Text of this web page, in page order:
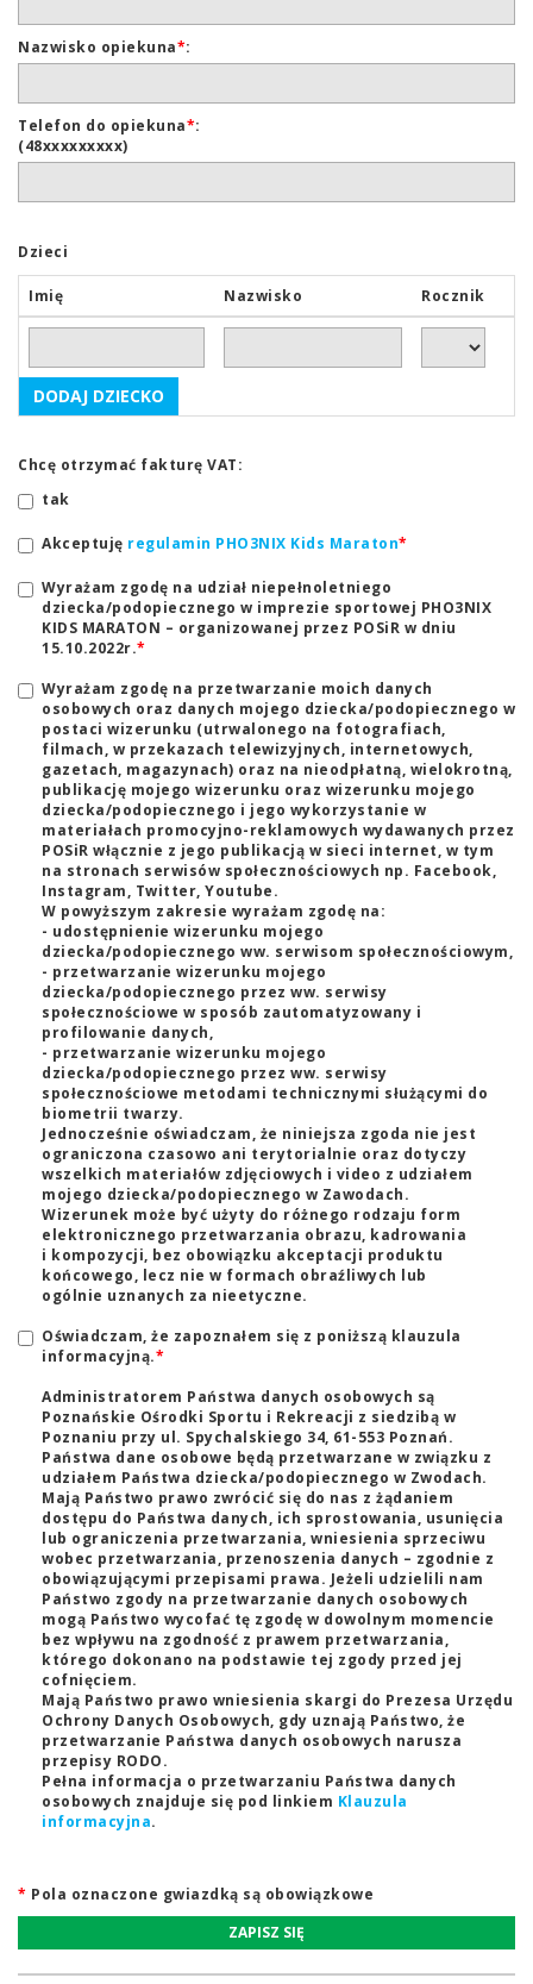
Nazwisko opiekuna*:
Telefon do opiekuna*:
(48xxxxxxxxx)
Dzieci
Imię Nazwisko Rocznik
DODAJ DZIECKO
Chcę otrzymać fakturę VAT:
tak
Akceptuję regulamin PHO3NIX Kids Maraton*
Wyrażam zgodę na udział niepełnoletniego
dziecka/podopiecznego w imprezie sportowej PHO3NIX
KIDS MARATON – organizowanej przez POSiR w dniu
15.10.2022r.*
Wyrażam zgodę na przetwarzanie moich danych
osobowych oraz danych mojego dziecka/podopiecznego w
postaci wizerunku (utrwalonego na fotografiach,
filmach, w przekazach telewizyjnych, internetowych,
gazetach, magazynach) oraz na nieodpłatną, wielokrotną,
publikację mojego wizerunku oraz wizerunku mojego
dziecka/podopiecznego i jego wykorzystanie w
materiałach promocyjno-reklamowych wydawanych przez
POSiR włącznie z jego publikacją w sieci internet, w tym
na stronach serwisów społecznościowych np. Facebook,
Instagram, Twitter, Youtube.
W powyższym zakresie wyrażam zgodę na:
- udostępnienie wizerunku mojego
dziecka/podopiecznego ww. serwisom społecznościowym,
- przetwarzanie wizerunku mojego
dziecka/podopiecznego przez ww. serwisy
społecznościowe w sposób zautomatyzowany i
profilowanie danych,
- przetwarzanie wizerunku mojego
dziecka/podopiecznego przez ww. serwisy
społecznościowe metodami technicznymi służącymi do
biometrii twarzy.
Jednocześnie oświadczam, że niniejsza zgoda nie jest
ograniczona czasowo ani terytorialnie oraz dotyczy
wszelkich materiałów zdjęciowych i video z udziałem
mojego dziecka/podopiecznego w Zawodach.
Wizerunek może być użyty do różnego rodzaju form
elektronicznego przetwarzania obrazu, kadrowania
i kompozycji, bez obowiązku akceptacji produktu
końcowego, lecz nie w formach obraźliwych lub
ogólnie uznanych za nieetyczne.
Oświadczam, że zapoznałem się z poniższą klauzula
informacyjną.*
Administratorem Państwa danych osobowych są
Poznańskie Ośrodki Sportu i Rekreacji z siedzibą w
Poznaniu przy ul. Spychalskiego 34, 61-553 Poznań.
Państwa dane osobowe będą przetwarzane w związku z
udziałem Państwa dziecka/podopiecznego w Zwodach.
Mają Państwo prawo zwrócić się do nas z żądaniem
dostępu do Państwa danych, ich sprostowania, usunięcia
lub ograniczenia przetwarzania, wniesienia sprzeciwu
wobec przetwarzania, przenoszenia danych – zgodnie z
obowiązującymi przepisami prawa. Jeżeli udzielili nam
Państwo zgody na przetwarzanie danych osobowych
mogą Państwo wycofać tę zgodę w dowolnym momencie
bez wpływu na zgodność z prawem przetwarzania,
którego dokonano na podstawie tej zgody przed jej
cofnięciem.
Mają Państwo prawo wniesienia skargi do Prezesa Urzędu
Ochrony Danych Osobowych, gdy uznają Państwo, że
przetwarzanie Państwa danych osobowych narusza
przepisy RODO.
Pełna informacja o przetwarzaniu Państwa danych
osobowych znajduje się pod linkiem Klauzula
informacyjna.
* Pola oznaczone gwiazdką są obowiązkowe
ZAPISZ SIĘ